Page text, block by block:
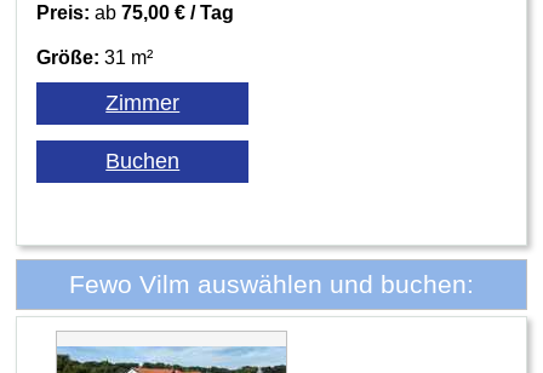
Preis: ab75,00 € / Tag
Größe: 31 m²
Fewo Vilm auswählen und buchen: